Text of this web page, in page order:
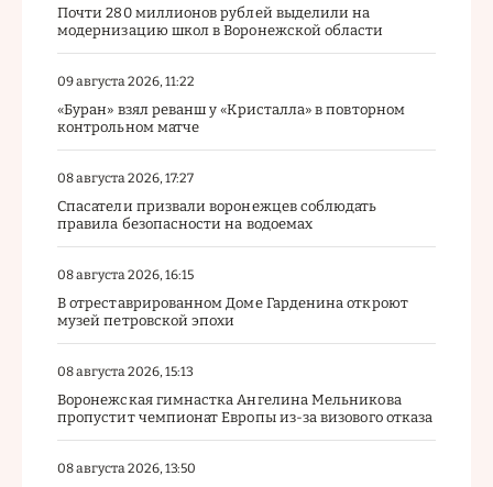
Почти 280 миллионов рублей выделили на
модернизацию школ в Воронежской области
09 августа 2026, 11:22
«Буран» взял реванш у «Кристалла» в повторном
контрольном матче
08 августа 2026, 17:27
Спасатели призвали воронежцев соблюдать
правила безопасности на водоемах
08 августа 2026, 16:15
В отреставрированном Доме Гарденина откроют
музей петровской эпохи
08 августа 2026, 15:13
Воронежская гимнастка Ангелина Мельникова
пропустит чемпионат Европы из-за визового отказа
08 августа 2026, 13:50